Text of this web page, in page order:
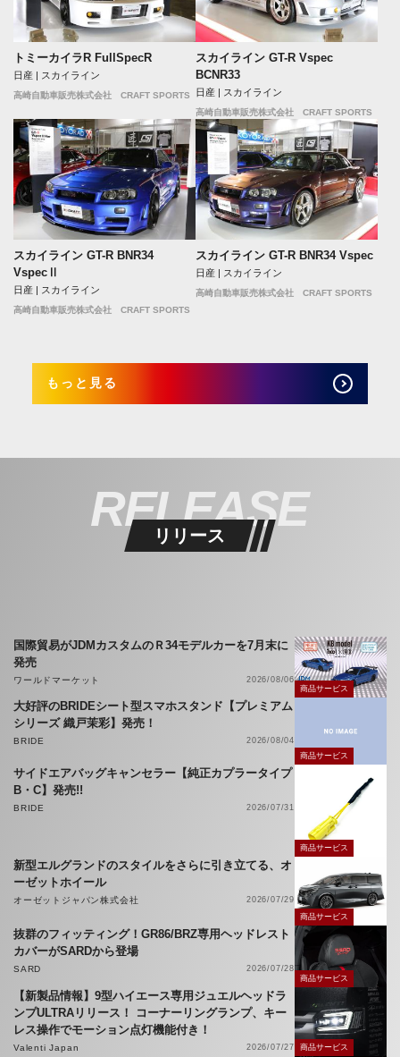
トミーカイラR FullSpecR
日産 | スカイライン
高崎自動車販売株式会社 CRAFT SPORTS
スカイライン GT-R Vspec
BCNR33
日産 | スカイライン
高崎自動車販売株式会社 CRAFT SPORTS
スカイライン GT-R BNR34
VspecⅡ
日産 | スカイライン
高崎自動車販売株式会社 CRAFT SPORTS
スカイライン GT-R BNR34 Vspec
日産 | スカイライン
高崎自動車販売株式会社 CRAFT SPORTS
もっと見る
RELEASE
リリース
国際貿易がJDMカスタムのＲ34モデルカーを7月末に
発売
ワールドマーケット
2026/08/06
商品サービス
大好評のBRIDEシート型スマホスタンド【プレミアム
シリーズ 織戸茉彩】発売！
BRIDE
2026/08/04
商品サービス
サイドエアバッグキャンセラー【純正カプラータイプ
B・C】発売!!
BRIDE 2026/07/31
商品サービス
新型エルグランドのスタイルをさらに引き立てる、オ
ーゼットホイール
オーゼットジャパン株式会社
2026/07/29
商品サービス
抜群のフィッティング！GR86/BRZ専用ヘッドレスト
カバーがSARDから登場
SARD
2026/07/28
商品サービス
【新製品情報】9型ハイエース専用ジュエルヘッドラ
ンプULTRAリリース！ コーナーリングランプ、キー
レス操作でモーション点灯機能付き！
Valenti Japan 2026/07/27 商品サービス